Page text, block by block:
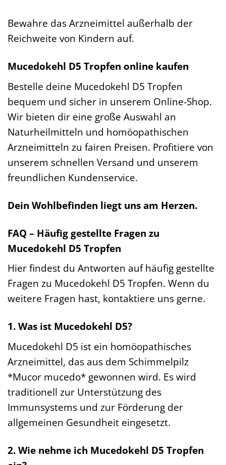
Bewahre das Arzneimittel außerhalb der
Reichweite von Kindern auf.
Mucedokehl D5 Tropfen online kaufen
Bestelle deine Mucedokehl D5 Tropfen
bequem und sicher in unserem Online-Shop.
Wir bieten dir eine große Auswahl an
Naturheilmitteln und homöopathischen
Arzneimitteln zu fairen Preisen. Profitiere von
unserem schnellen Versand und unserem
freundlichen Kundenservice.
Dein Wohlbefinden liegt uns am Herzen.
FAQ – Häufig gestellte Fragen zu
Mucedokehl D5 Tropfen
Hier findest du Antworten auf häufig gestellte
Fragen zu Mucedokehl D5 Tropfen. Wenn du
weitere Fragen hast, kontaktiere uns gerne.
1. Was ist Mucedokehl D5?
Mucedokehl D5 ist ein homöopathisches
Arzneimittel, das aus dem Schimmelpilz
*Mucor mucedo* gewonnen wird. Es wird
traditionell zur Unterstützung des
Immunsystems und zur Förderung der
allgemeinen Gesundheit eingesetzt.
2. Wie nehme ich Mucedokehl D5 Tropfen